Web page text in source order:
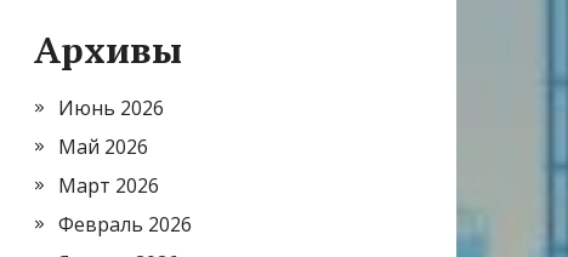
Архивы
Июнь 2026
Май 2026
Март 2026
Февраль 2026